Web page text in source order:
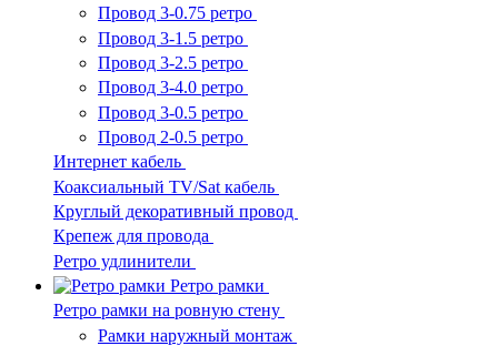
Провод 3-0.75 ретро
Провод 3-1.5 ретро
Провод 3-2.5 ретро
Провод 3-4.0 ретро
Провод 3-0.5 ретро
Провод 2-0.5 ретро
Интернет кабель
Коаксиальный TV/Sat кабель
Круглый декоративный провод
Крепеж для провода
Ретро удлинители
Ретро рамки
Ретро рамки на ровную стену
Рамки наружный монтаж